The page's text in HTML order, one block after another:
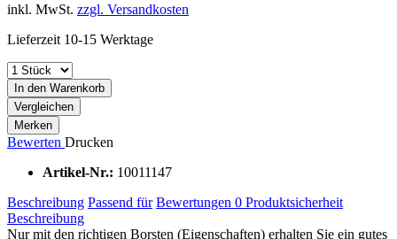
inkl. MwSt. zzgl. Versandkosten
Lieferzeit 10-15 Werktage
In den Warenkorb
Vergleichen
Merken
Bewerten Drucken
Artikel-Nr.: 10011147
Beschreibung Passend für Bewertungen 0 Produktsicherheit
Beschreibung
Nur mit den richtigen Borsten (Eigenschaften) erhalten Sie ein gutes